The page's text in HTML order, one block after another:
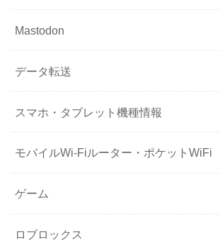
Mastodon
データ転送
スマホ・タブレット機種情報
モバイルWi-Fiルーター・ポケットWiFi
ゲーム
ロブロックス